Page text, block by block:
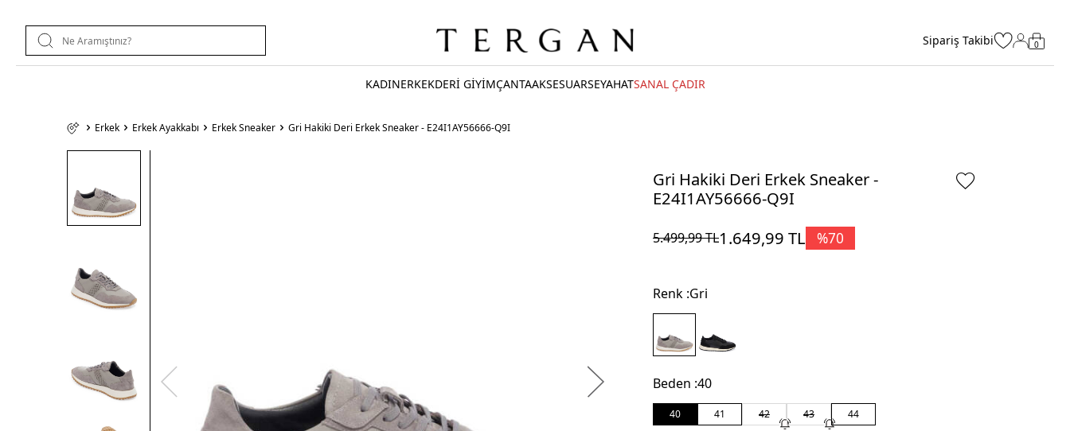
Sipariş Takibi 0
KADINERKEKDERİ GİYİMÇANTAAKSESUARSEYAHATSANAL ÇADIR
Erkek Erkek Ayakkabı Erkek Sneaker Gri Hakiki Deri Erkek Sneaker - E24I1AY56666-Q9I
Gri Hakiki Deri Erkek Sneaker -
E24I1AY56666-Q9I
5.499,99TL1.649,99 TL %70
Renk :Gri
Beden :40
40 41 42 43 44